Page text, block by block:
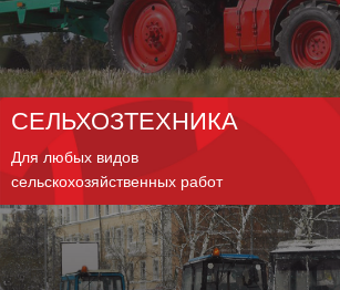
СЕЛЬХОЗТЕХНИКА
Для любых видов
сельскохозяйственных работ